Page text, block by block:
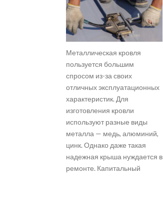
Металлическая кровля
пользуется большим
спросом из-за своих
отличных эксплуатационных
характеристик. Для
изготовления кровли
используют разные виды
металла — медь, алюминий,
цинк. Однако даже такая
надежная крыша нуждается в
ремонте. Капитальный